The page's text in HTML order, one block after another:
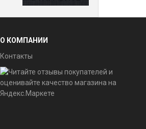
О КОМПАНИИ
Контакты